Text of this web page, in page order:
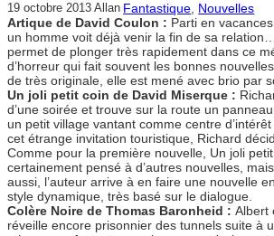
19 octobre 2013 Allan Fantastique, Nouvelles
Artique de David Coulon : Parti en
un homme voit déjà venir la fin de sa
permet de plonger très rapidement dans ce
d’horreur qui fait souvent les bonnes
de très originale, elle est mené avec brio par
Un joli petit coin de David Miserque :
d’une soirée et trouve sur la route un
un petit village vantant comme centre
cet étrange invitation touristique, Richard
Comme pour la première nouvelle, Un joli
certainement pensé à d’autres nouvelles,
aussi, l’auteur arrive à en faire une nouvelle
style dynamique, très basé sur le dialogue.
Colère Noire de Thomas Baronheid : Albert
réveille encore prisonnier des tunnels suite à